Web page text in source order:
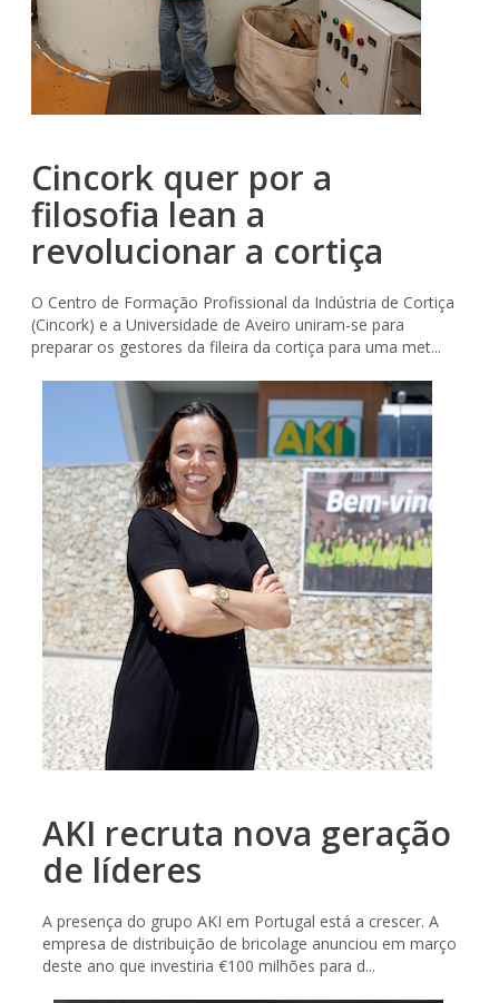
Cincork quer por a
filosofia lean a
revolucionar a cortiça
O Centro de Formação Profissional da Indústria de Cortiça
(Cincork) e a Universidade de Aveiro uniram-se para
preparar os gestores da fileira da cortiça para uma met...
AKI recruta nova geração
de líderes
A presença do grupo AKI em Portugal está a crescer. A
empresa de distribuição de bricolage anunciou em março
deste ano que investiria €100 milhões para d...